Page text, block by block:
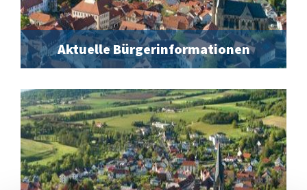
Aktuelle Bürgerinformationen